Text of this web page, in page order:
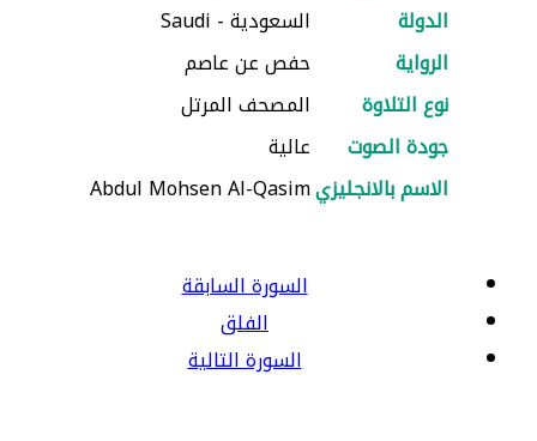
الدولة
السعودية - Saudi
الرواية
حفص عن عاصم
نوع التلاوة
المصحف المرتل
جودة الصوت
عالية
الاسم بالانجليزيAbdul Mohsen Al-Qasim
السورة السابقة
الفلق
السورة التالية